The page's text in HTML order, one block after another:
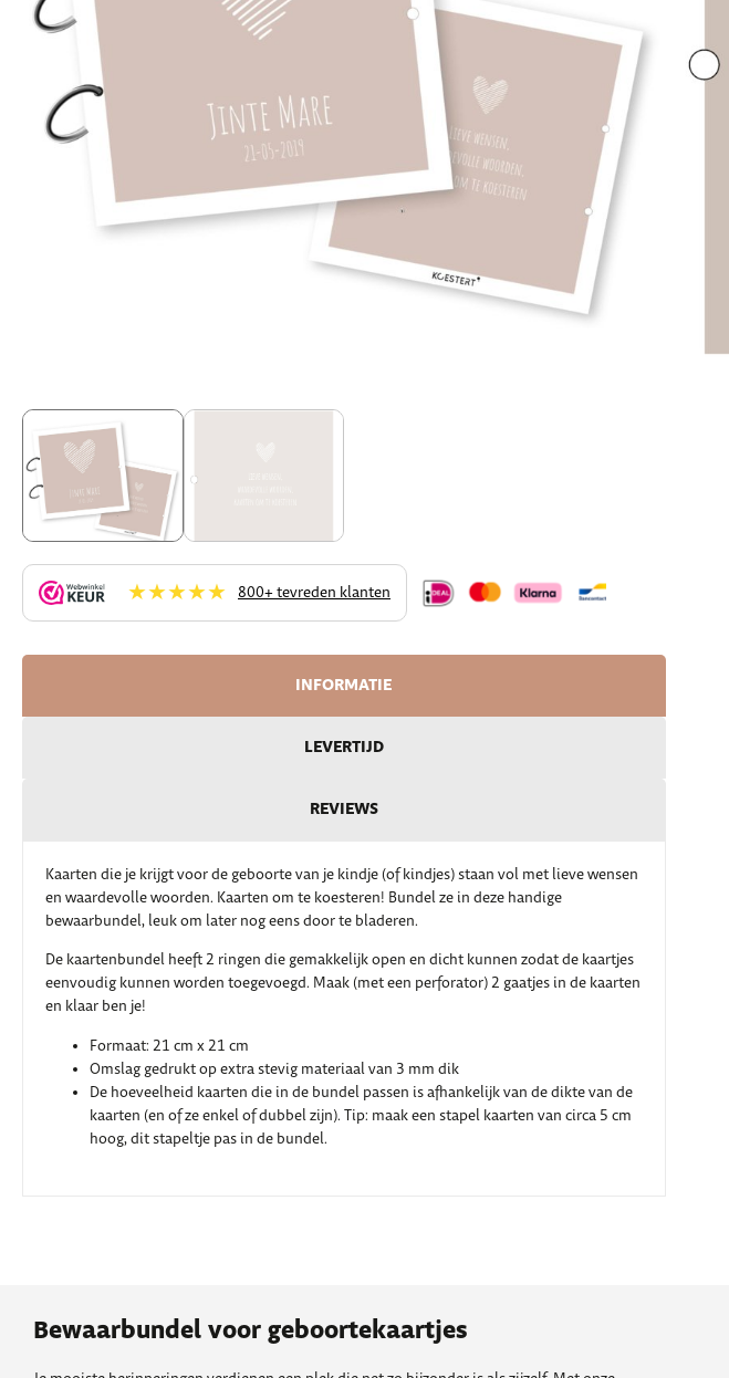
★★★★★ 800+ tevreden klanten
INFORMATIE
LEVERTIJD
REVIEWS
Kaarten die je krijgt voor de geboorte van je kindje (of kindjes) staan vol met lieve wensen
en waardevolle woorden. Kaarten om te koesteren! Bundel ze in deze handige
bewaarbundel, leuk om later nog eens door te bladeren.
De kaartenbundel heeft 2 ringen die gemakkelijk open en dicht kunnen zodat de kaartjes
eenvoudig kunnen worden toegevoegd. Maak (met een perforator) 2 gaatjes in de kaarten
en klaar ben je! ​
Formaat: 21 cm x 21 cm
Omslag gedrukt op extra stevig materiaal van 3 mm dik
De hoeveelheid kaarten die in de bundel passen is afhankelijk van de dikte van de
kaarten (en of ze enkel of dubbel zijn). Tip: maak een stapel kaarten van circa 5 cm
hoog, dit stapeltje pas in de bundel.
Bewaarbundel voor geboortekaartjes